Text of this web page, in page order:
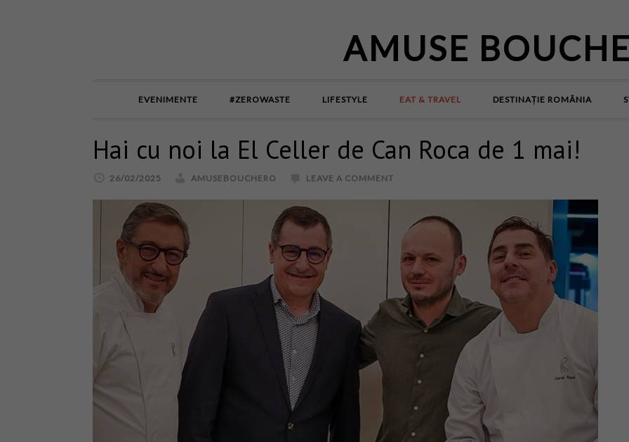
AMUSE
EVENIMENTE #ZEROWASTE LIFESTYLE EAT & TRAVEL DESTINAȚIE ROMÂNIA
Hai cu noi la El Celler de Can Roca de 1 mai!
26/02/2025 AMUSEBOUCHERO LEAVE A COMMENT